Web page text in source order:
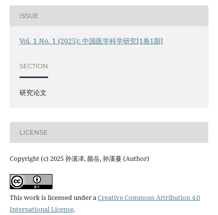
ISSUE
Vol. 1 No. 1 (2025): 中国医学科学研究[1卷1期]
SECTION
研究论文
LICENSE
Copyright (c) 2025 孙溪泽, 颜岳, 孙溪蔓 (Author)
This work is licensed under aCreative Commons Attribution 4.0
International License.